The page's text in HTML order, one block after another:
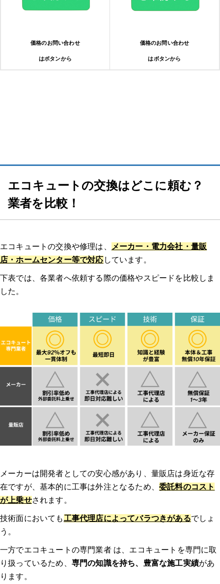
Q3: エコキュートの交換時に注意すべきポイントは何ですか？
Q4: 古いエコキュートの処分はどうすれば良いですか？
【エコキュートのトラブル】みんなの体験談
体験談1：エコキュート 神奈川｜12年使用したエコキュートの修理部品
どのようなトラブルでしたか？修理/交換するに至った経緯、原
因を教えてください。
業者はどのように選びましたか？複数見積もりを取ったのか、決
め手や重要視した点があれば教えてください。
連絡してからの流れを教えてください。（どのような調査があっ
たのか、どのくらいで来たのか等）
実際にどのような作業を行いましたか？価格はどのくらいでした
えましたか？
体験談2：エコキュート 千葉｜本体の圧力センサーに深刻な不具合が発
生し、お湯が出なくなった。 ｜エコキュート 一軒家
業者はどのように選びましたか？複数見積もりを取ったのか、決
め手や重要視した点があれば教えてください。
価格のお問い合わせ
はボタンから
価格のお問い合わせ
はボタンから
エコキュートの交換はどこに頼む？
業者を比較！
エコキュートの交換や修理は、
メーカー・電力会社・量販
店・ホームセンター等で対応 しています。
下表では、各業者へ依頼する際の価格やスピードを比較しま
した。
メーカーは開発者としての安心感があり、量販店は身近な存
在ですが、基本的に工事は外注となるため、 委託料のコスト
が上乗せされます。
技術面においても工事代理店によってバラつきがあるでしょ
う。
一方でエコキュートの専門業者 は、エコキュートを専門に取
り扱っているため、 専門の知識を持ち、豊富な施工実績があ
ります。